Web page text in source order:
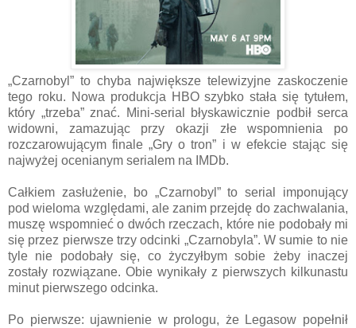
„Czarnobyl” to chyba największe telewizyjne zaskoczenie
tego roku. Nowa produkcja HBO szybko stała się tytułem,
który „trzeba” znać. Mini-serial błyskawicznie podbił serca
widowni, zamazując przy okazji złe wspomnienia po
rozczarowującym finale „Gry o tron” i w efekcie stając się
najwyżej ocenianym serialem na IMDb.
Całkiem zasłużenie, bo „Czarnobyl” to serial imponujący
pod wieloma względami, ale zanim przejdę do zachwalania,
muszę wspomnieć o dwóch rzeczach, które nie podobały mi
się przez pierwsze trzy odcinki „Czarnobyla”. W sumie to nie
tyle nie podobały się, co życzyłbym sobie żeby inaczej
zostały rozwiązane. Obie wynikały z pierwszych kilkunastu
minut pierwszego odcinka.
Po pierwsze: ujawnienie w prologu, że Legasow popełnił